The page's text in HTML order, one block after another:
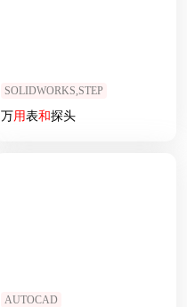
SOLIDWORKS,STEP
万用表和探头
AUTOCAD